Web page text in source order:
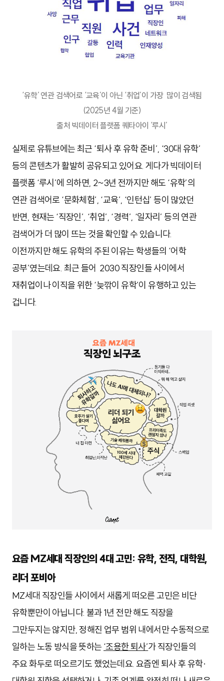
‘유학’ 연관 검색어로 ‘교육’이 아닌 ‘취업’이 가장 많이 검색됨
(2025년 4월 기준)
출처 빅데이터 플랫폼 퀘타아이 ‘루시’
실제로 유튜브에는 최근 ‘퇴사 후 유학 준비’, ‘30대 유학’
등의 콘텐츠가 활발히 공유되고 있어요. 게다가 빅데이터
플랫폼 ‘루시’에 의하면, 2~3년 전까지만 해도 ‘유학’의
연관 검색어로 ‘문화체험’, ‘교육’, ‘인턴십’ 등이 많았던
반면, 현재는 ‘직장인’, ‘취업’, ‘경력’, ‘일자리’ 등의 연관
검색어가 더 많이 뜨는 것을 확인할 수 있습니다.
이전까지만 해도 유학의 주된 이유는 학생들의 ‘어학
공부’였는데요. 최근 들어 2030 직장인들 사이에서
재취업이나 이직을 위한 ‘늦깎이 유학’이 유행하고 있는
겁니다.
요즘 MZ세대 직장인의 4대 고민: 유학, 전직, 대학원,
리더 포비아
MZ세대 직장인들 사이에서 새롭게 떠오른 고민은 비단
유학뿐만이 아닙니다. 불과 1년 전만 해도 직장을
그만두지는 않지만, 정해진 업무 범위 내에서만 수동적으로
일하는 노동 방식을 뜻하는 ‘조용한 퇴사’가 직장인들의
주요 화두로 떠오르기도 했었는데요. 요즘엔 퇴사 후 유학·